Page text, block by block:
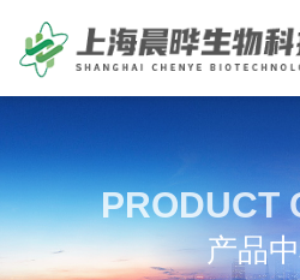
PRODUCT
产品